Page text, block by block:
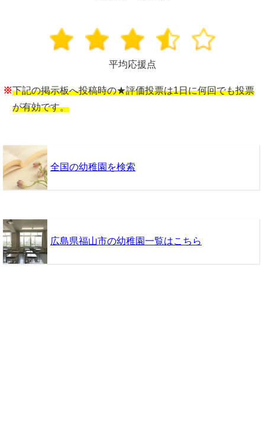
平均応援点
※下記の掲示板へ投稿時の★評価投票は1日に何回でも投票
が有効です。
全国の幼稚園を検索
広島県福山市の幼稚園一覧はこちら